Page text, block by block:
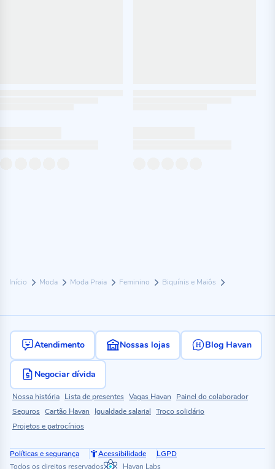
Início Moda Moda Praia Feminino Biquínis e Maiôs
Atendimento Nossas lojas Blog Havan
Negociar dívida
Nossa história Lista de presentes Vagas Havan
Painel do colaborador
Seguros Cartão Havan Igualdade salarial Troco solidário
Projetos e patrocínios
Políticas e segurança Acessibilidade
LGPD
Todos os direitos reservados
Havan Labs